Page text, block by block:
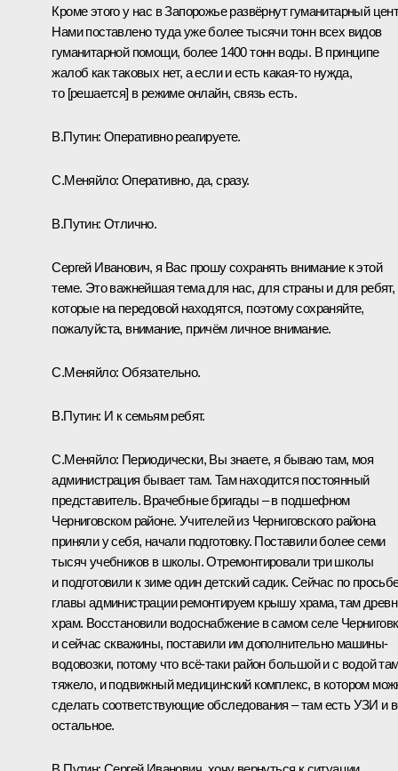
Кроме этого у нас в Запорожье развёрнут гуманитарный
Нами поставлено туда уже более тысячи тонн всех видов
гуманитарной помощи, более 1400 тонн воды. В принципе
жалоб как таковых нет, а если и есть какая-то нужда,
то [решается] в режиме онлайн, связь есть.
В.Путин: Оперативно реагируете.
С.Меняйло: Оперативно, да, сразу.
В.Путин: Отлично.
Сергей Иванович, я Вас прошу сохранять внимание к этой
теме. Это важнейшая тема для нас, для страны и для ребят,
которые на передовой находятся, поэтому сохраняйте,
пожалуйста, внимание, причём личное внимание.
С.Меняйло: Обязательно.
В.Путин: И к семьям ребят.
С.Меняйло: Периодически, Вы знаете, я бываю там, моя
администрация бывает там. Там находится постоянный
представитель. Врачебные бригады – в подшефном
Черниговском районе. Учителей из Черниговского района
приняли у себя, начали подготовку. Поставили более семи
тысяч учебников в школы. Отремонтировали три школы
и подготовили к зиме один детский садик. Сейчас по
главы администрации ремонтируем крышу храма, там
храм. Восстановили водоснабжение в самом селе
и сейчас скважины, поставили им дополнительно машины-
водовозки, потому что всё-таки район большой и с водой
тяжело, и подвижный медицинский комплекс, в котором
сделать соответствующие обследования – там есть УЗИ и
остальное.